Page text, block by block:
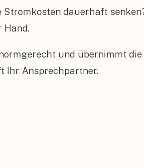
dauerhaft
Hand.
und übernimmt
Ihr Ansprechpartner.